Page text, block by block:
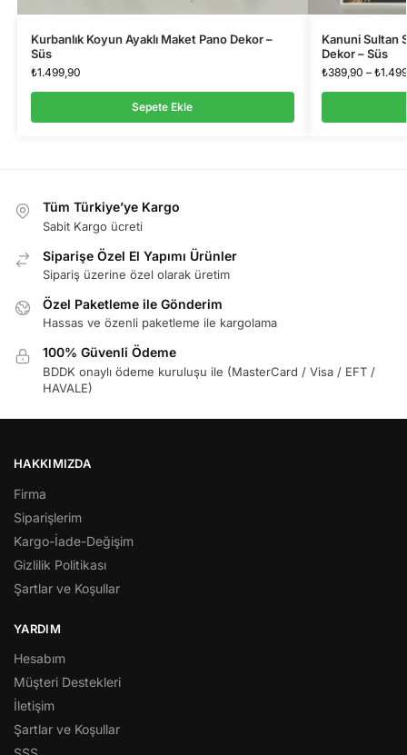
Kurbanlık Koyun Ayaklı Maket Pano Dekor –
Süs
₺1.499,90
Sepete Ekle
Kanuni Sultan
Dekor – Süs
₺389,90 – ₺
Tüm Türkiye’ye Kargo
Sabit Kargo ücreti
Siparişe Özel El Yapımı Ürünler
Sipariş üzerine özel olarak üretim
Özel Paketleme ile Gönderim
Hassas ve özenli paketleme ile kargolama
100% Güvenli Ödeme
BDDK onaylı ödeme kuruluşu ile (MasterCard / Visa / EFT /
HAVALE)
HAKKIMIZDA
Firma
Siparişlerim
Kargo-İade-Değişim
Gizlilik Politikası
Şartlar ve Koşullar
YARDIM
Hesabım
Müşteri Destekleri
İletişim
Şartlar ve Koşullar